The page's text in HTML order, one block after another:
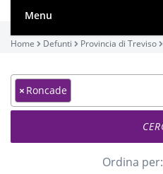
Menu
Home Defunti Provincia di Treviso
× Roncade
Ordina per: